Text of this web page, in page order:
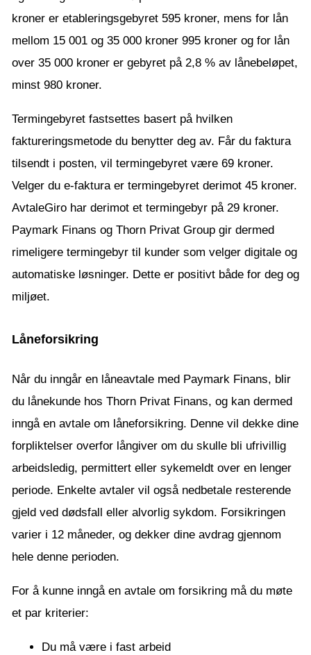
kroner er etableringsgebyret 595 kroner, mens for lån
mellom 15 001 og 35 000 kroner 995 kroner og for lån
over 35 000 kroner er gebyret på 2,8 % av lånebeløpet,
minst 980 kroner.
Termingebyret fastsettes basert på hvilken
faktureringsmetode du benytter deg av. Får du faktura
tilsendt i posten, vil termingebyret være 69 kroner.
Velger du e-faktura er termingebyret derimot 45 kroner.
AvtaleGiro har derimot et termingebyr på 29 kroner.
Paymark Finans og Thorn Privat Group gir dermed
rimeligere termingebyr til kunder som velger digitale og
automatiske løsninger. Dette er positivt både for deg og
miljøet.
Låneforsikring
Når du inngår en låneavtale med Paymark Finans, blir
du lånekunde hos Thorn Privat Finans, og kan dermed
inngå en avtale om låneforsikring. Denne vil dekke dine
forpliktelser overfor långiver om du skulle bli ufrivillig
arbeidsledig, permittert eller sykemeldt over en lenger
periode. Enkelte avtaler vil også nedbetale resterende
gjeld ved dødsfall eller alvorlig sykdom. Forsikringen
varier i 12 måneder, og dekker dine avdrag gjennom
hele denne perioden.
For å kunne inngå en avtale om forsikring må du møte
et par kriterier:
Du må være i fast arbeid